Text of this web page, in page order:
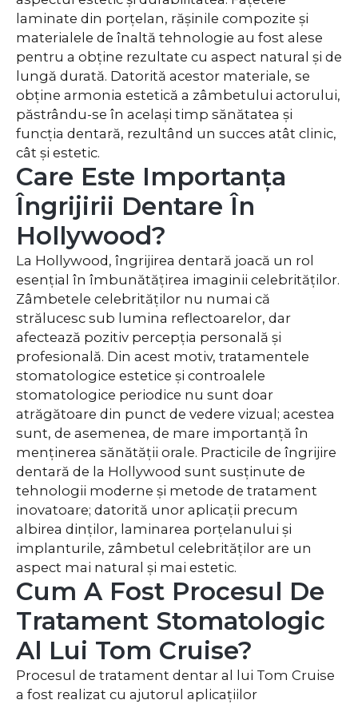
laminate din porțelan, rășinile compozite și
materialele de înaltă tehnologie au fost alese
pentru a obține rezultate cu aspect natural și de
lungă durată. Datorită acestor materiale, se
obține armonia estetică a zâmbetului actorului,
păstrându-se în același timp sănătatea și
funcția dentară, rezultând un succes atât clinic,
cât și estetic.
Care Este Importanța
Îngrijirii Dentare În
Hollywood?
La Hollywood, îngrijirea dentară joacă un rol
esențial în îmbunătățirea imaginii celebrităților.
Zâmbetele celebrităților nu numai că
strălucesc sub lumina reflectoarelor, dar
afectează pozitiv percepția personală și
profesională. Din acest motiv, tratamentele
stomatologice estetice și controalele
stomatologice periodice nu sunt doar
atrăgătoare din punct de vedere vizual; acestea
sunt, de asemenea, de mare importanță în
menținerea sănătății orale. Practicile de îngrijire
dentară de la Hollywood sunt susținute de
tehnologii moderne și metode de tratament
inovatoare; datorită unor aplicații precum
albirea dinților, laminarea porțelanului și
implanturile, zâmbetul celebrităților are un
aspect mai natural și mai estetic.
Cum A Fost Procesul De
Tratament Stomatologic
Al Lui Tom Cruise?
Procesul de tratament dentar al lui Tom Cruise
a fost realizat cu ajutorul aplicațiilor